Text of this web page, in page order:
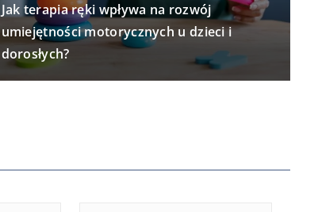
Jak terapia ręki wpływa na rozwój
umiejętności motorycznych u dzieci i
dorosłych?